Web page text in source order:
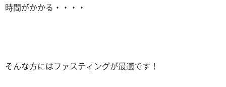
時間がかかる・・・・
そんな方にはファスティングが最適です！